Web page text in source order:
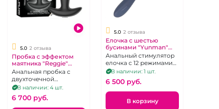
5.0 2 отзыва
Пробка с эффектом
маятника "Reggie"
черная с вибро на д.у
пульте
Анальная пробка с
двухточечной
вибрацией с
беспроводным пультом
В наличии: 4 шт.
6 700 pуб.
5.0 2 отзыва
Елочка с шестью
бусинами "Yunman"
синяя рельефная
Анальный стимулятор
елочка с 12 режимами
вибрации
В наличии: 1 шт.
6 500 pуб.
В корзину